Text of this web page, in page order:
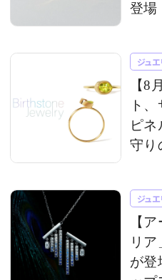
登場
ジュ
【8
ト
ピ
守り
ジュ
【
リ
が登